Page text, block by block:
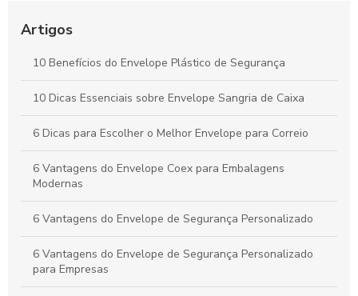
ideal para proteger seus documentos e produtos com estilo e
Envelope para e commerce personalizado: como escolher o
ideal para sua marca
Envelope coextrusado com adesivo para proteção e
praticidade
Artigos
10 Benefícios do Envelope Plástico de Segurança
10 Dicas Essenciais sobre Envelope Sangria de Caixa
6 Dicas para Escolher o Melhor Envelope para Correio
6 Vantagens do Envelope Coex para Embalagens
Modernas
6 Vantagens do Envelope de Segurança Personalizado
6 Vantagens do Envelope de Segurança Personalizado
para Empresas